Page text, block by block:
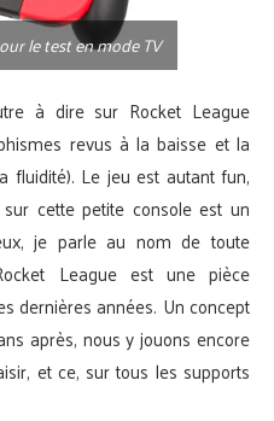
le test en mode TV
à dire sur Rocket League
revus à la baisse et la
fluidité). Le jeu est autant fun,
cette petite console est un
je parle au nom de toute
League est une pièce
dernières années. Un concept
après, nous y jouons encore
et ce, sur tous les supports